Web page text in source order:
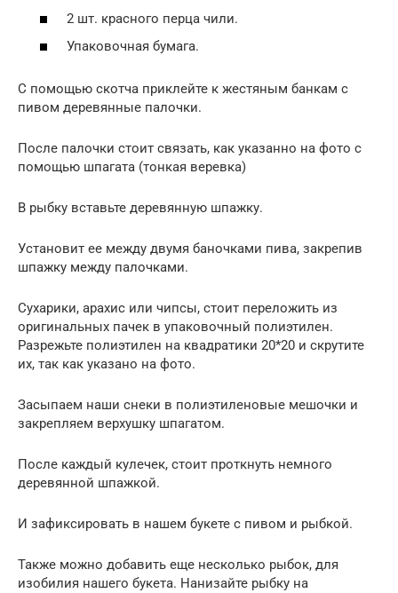
2 шт. красного перца чили.
Упаковочная бумага.
С помощью скотча приклейте к жестяным банкам с
пивом деревянные палочки.
После палочки стоит связать, как указанно на фото с
помощью шпагата (тонкая веревка)
В рыбку вставьте деревянную шпажку.
Установит ее между двумя баночками пива, закрепив
шпажку между палочками.
Сухарики, арахис или чипсы, стоит переложить из
оригинальных пачек в упаковочный полиэтилен.
Разрежьте полиэтилен на квадратики 20*20 и скрутите
их, так как указано на фото.
Засыпаем наши снеки в полиэтиленовые мешочки и
закрепляем верхушку шпагатом.
После каждый кулечек, стоит проткнуть немного
деревянной шпажкой.
И зафиксировать в нашем букете с пивом и рыбкой.
Также можно добавить еще несколько рыбок, для
изобилия нашего букета. Нанизайте рыбку на